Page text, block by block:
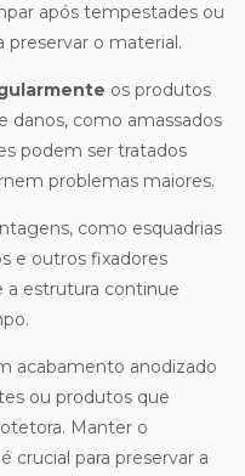
após tempestades ou
preservar o material.
os produtos
danos, como amassados
podem ser tratados
problemas maiores.
como esquadrias
e outros fixadores
a estrutura continue
acabamento anodizado
ou produtos que
Manter o
crucial para preservar a